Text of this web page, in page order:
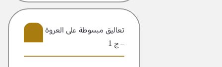
تعاليق مبسوطة علی العروة الوثقی
– ج 1